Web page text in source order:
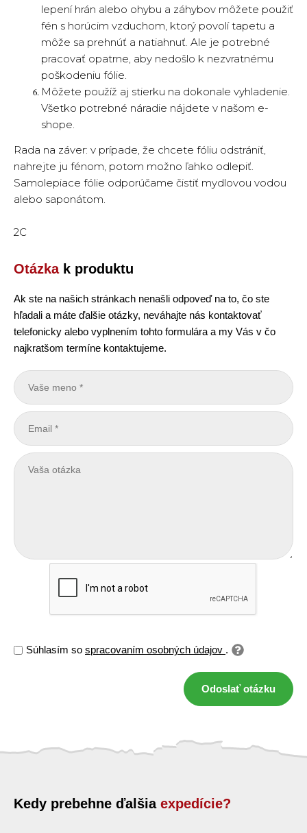
lepení hrán alebo ohybu a záhybov môžete použiť
fén s horúcim vzduchom, ktorý povolí tapetu a
môže sa prehnúť a natiahnuť. Ale je potrebné
pracovať opatrne, aby nedošlo k nezvratnému
poškodeniu fólie.
Môžete použíž aj stierku na dokonale vyhladenie.
Všetko potrebné náradie nájdete v našom e-
shope.
Rada na záver: v prípade, že chcete fóliu odstrániť,
nahrejte ju fénom, potom možno ľahko odlepiť.
Samolepiace fólie odporúčame čistiť mydlovou vodou
alebo saponátom.
2C
Otázkak produktu
Ak ste na našich stránkach nenašli odpoveď na to, čo ste
hľadali a máte ďalšie otázky, neváhajte nás kontaktovať
telefonicky alebo vyplnením tohto formulára a my Vás v čo
najkratšom termíne kontaktujeme.
Súhlasím so spracovaním osobných údajov .
Odoslať otázku
Kedy prebehne ďalšia expedície?